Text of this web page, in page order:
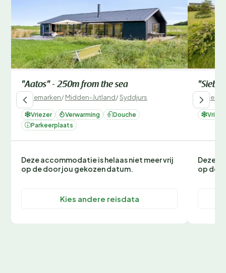
"Aatos" - 250m from the sea
Denemarken/Midden-Jutland/Syddjurs
Vriezer Verwarming
Douche
Parkeerplaats
Deze accommodatie is helaas niet meer vrij
op de door jou gekozen datum.
Kies andere reisdata
Deze
op de